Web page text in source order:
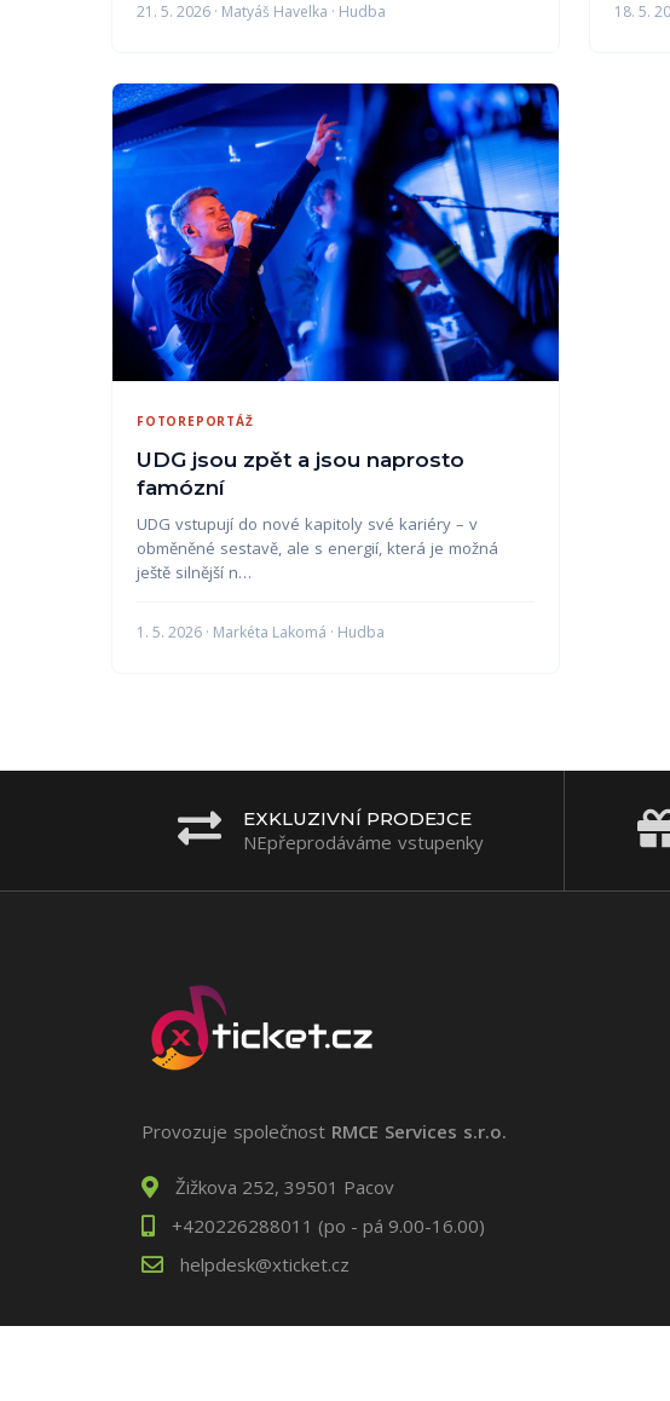
21. 5. 2026 · Matyáš Havelka · Hudba 18. 5.
FOTOREPORTÁŽ
UDG jsou zpět a jsou naprosto
famózní
UDG vstupují do nové kapitoly své kariéry – v
obměněné sestavě, ale s energií, která je možná
ještě silnější n…
1. 5. 2026 · Markéta Lakomá · Hudba
EXKLUZIVNÍ PRODEJCE
NEpřeprodáváme vstupenky
Provozuje společnost RMCE Services s.r.o.
Žižkova 252, 39501 Pacov
+420226288011 (po - pá 9.00-16.00)
helpdesk@xticket.cz